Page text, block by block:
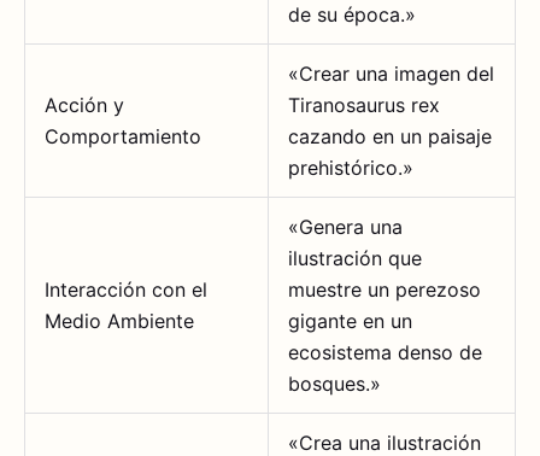
de su época.»
Acción y
Comportamiento
«Crear una imagen del
Tiranosaurus rex
cazando en un paisaje
prehistórico.»
Interacción con el
Medio Ambiente
«Genera una
ilustración que
muestre un perezoso
gigante en un
ecosistema denso de
bosques.»
«Crea una ilustración